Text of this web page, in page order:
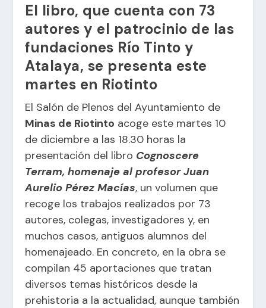
El libro, que cuenta con 73
autores y el patrocinio de las
fundaciones Río Tinto y
Atalaya, se presenta este
martes en Riotinto
El Salón de Plenos del Ayuntamiento de
Minas de Riotinto acoge este martes 10
de diciembre a las 18.30 horas la
presentación del libro Cognoscere
Terram, homenaje al profesor Juan
Aurelio Pérez Macías, un volumen que
recoge los trabajos realizados por 73
autores, colegas, investigadores y, en
muchos casos, antiguos alumnos del
homenajeado. En concreto, en la obra se
compilan 45 aportaciones que tratan
diversos temas históricos desde la
prehistoria a la actualidad, aunque también